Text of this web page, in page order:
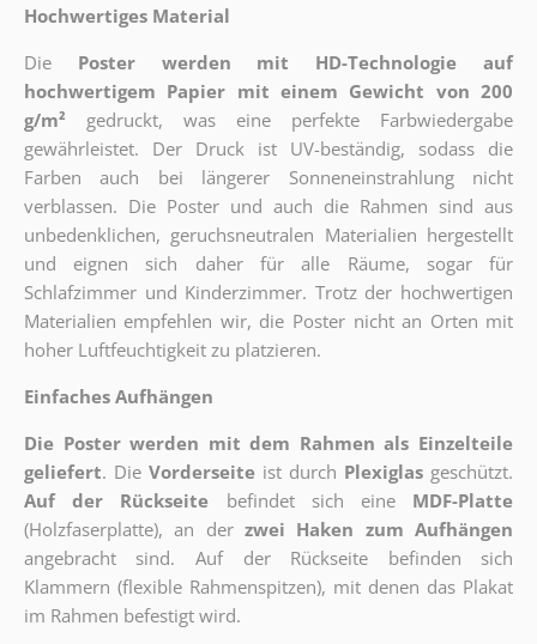
Hochwertiges Material
Die
Poster werden mit HD-Technologie auf
hochwertigem Papier mit einem Gewicht von 200
g/m²
gedruckt, was eine perfekte Farbwiedergabe
gewährleistet. Der Druck ist UV-beständig, sodass die
Farben auch bei längerer Sonneneinstrahlung nicht
verblassen. Die Poster und auch die Rahmen sind aus
unbedenklichen, geruchsneutralen Materialien hergestellt
und eignen sich daher für alle Räume, sogar für
Schlafzimmer und Kinderzimmer. Trotz der hochwertigen
Materialien empfehlen wir, die Poster nicht an Orten mit
hoher Luftfeuchtigkeit zu platzieren.
Einfaches Aufhängen
Die Poster werden mit dem Rahmen als Einzelteile
geliefert. Die Vorderseite ist durch Plexiglas geschützt.
Auf der Rückseite
befindet sich eine
MDF-Platte
(Holzfaserplatte), an der zwei Haken zum Aufhängen
angebracht sind.
Auf der Rückseite befinden sich
Klammern (flexible Rahmenspitzen), mit denen das Plakat
im Rahmen befestigt wird.